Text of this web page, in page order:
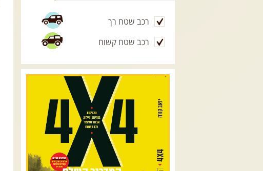
רכב שטח רך
רכב שטח קשוח